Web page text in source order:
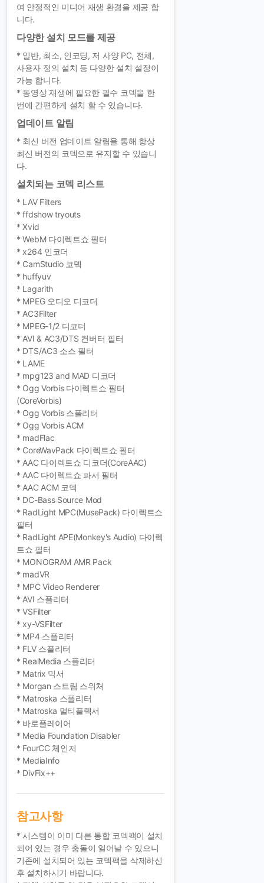
여 안정적인 미디어 재생 환경을 제공 합
니다.
다양한 설치 모드를 제공
* 일반, 최소, 인코딩, 저 사양 PC, 전체,
사용자 정의 설치 등 다양한 설치 설정이
가능 합니다.
* 동영상 재생에 필요한 필수 코덱을 한
번에 간편하게 설치 할 수 있습니다.
업데이트 알림
* 최신 버전 업데이트 알림을 통해 항상
최신 버전의 코덱으로 유지할 수 있습니
다.
설치되는 코덱 리스트
* LAV Filters
* ffdshow tryouts
* Xvid
* WebM 다이렉트쇼 필터
* x264 인코더
* CamStudio 코덱
* huffyuv
* Lagarith
* MPEG 오디오 디코더
* AC3Filter
* MPEG-1/2 디코더
* AVI & AC3/DTS 컨버터 필터
* DTS/AC3 소스 필터
* LAME
* mpg123 and MAD 디코더
* Ogg Vorbis 다이렉트쇼 필터
(CoreVorbis)
* Ogg Vorbis 스플리터
* Ogg Vorbis ACM
* madFlac
* CoreWavPack 다이렉트쇼 필터
* AAC 다이렉트쇼 디코더(CoreAAC)
* AAC 다이렉트쇼 파서 필터
* AAC ACM 코덱
* DC-Bass Source Mod
* RadLight MPC(MusePack) 다이렉트쇼
필터
* RadLight APE(Monkey's Audio) 다이렉
트쇼 필터
* MONOGRAM AMR Pack
* madVR
* MPC Video Renderer
* AVI 스플리터
* VSFilter
* xy-VSFilter
* MP4 스플리터
* FLV 스플리터
* RealMedia 스플리터
* Matrix 믹서
* Morgan 스트림 스위처
* Matroska 스플리터
* Matroska 멀티플렉서
* 바로플레이어
* Media Foundation Disabler
* FourCC 체인저
* MediaInfo
* DivFix++
참고사항
* 시스템이 이미 다른 통합 코덱팩이 설치
되어 있는 경우 충돌이 일어날 수 있으니
기존에 설치되어 있는 코덱팩을 삭제하신
후 설치하시기 바랍니다.